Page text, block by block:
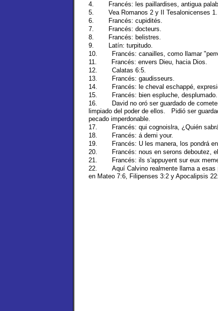
4.
Francés: les paillardises, antigua
5.
Vea Romanos 2 y II Tesalonicenses 1.
6.
Francés: cupidités.
7.
Francés: docteurs.
8.
Francés: belistres.
9.
Latín: turpitudo.
10.
Francés: canailles, como llamar
11.
Francés: envers Dieu, hacia Dios.
12.
Calatas 6:5.
13.
Francés: gaudisseurs.
14.
Francés: le cheval eschappé,
15.
Francés: bien espluche, desplumado.
16.
David no oró ser guardado de
limpiado del poder de ellos. Pidió ser
pecado imperdonable.
17.
Francés: qui cognoislra, ¿Quién
18.
Francés: á demi your.
19.
Francés: U les manera, los pondrá
20.
Francés: nous en serons deboutez,
21.
Francés: ils s'appuyent sur eux
22.
Aquí Calvino realmente llama a
en Mateo 7:6, Filipenses 3:2 y Apocalipsis